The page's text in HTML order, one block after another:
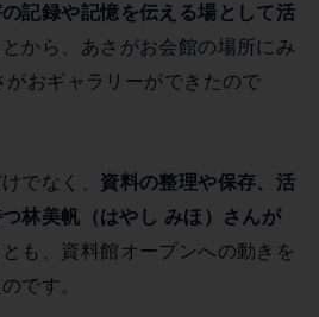
記録や記憶を伝える場として活
とから、あさがお会館の場所にみ
おギャラリーができたので
でなく、 資料の整理や保存、活
林美帆（はやし みほ）さんが
とも、資料館オープンへの動きを
です。